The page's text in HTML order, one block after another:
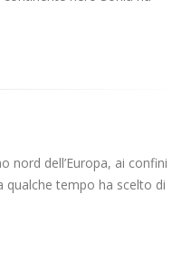
nord dell’Europa, ai confini
qualche tempo ha scelto di